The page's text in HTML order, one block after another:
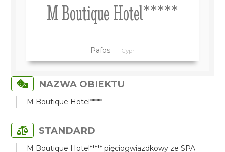
M Boutique Hotel*****
Pafos Cypr
NAZWA OBIEKTU
M Boutique Hotel*****
STANDARD
M Boutique Hotel***** pięciogwiazdkowy ze SPA